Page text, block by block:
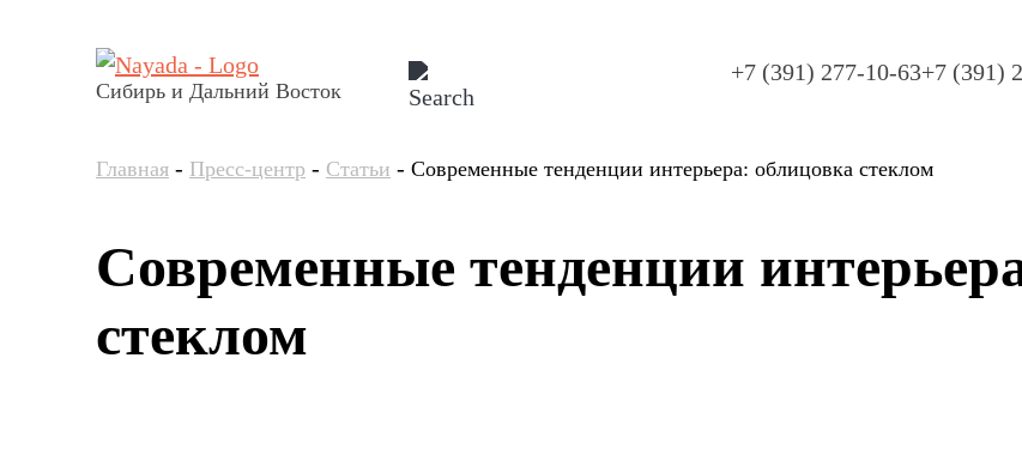
Сибирь и Дальний Восток
+7 (391) 277-10-63+7 (391)
Главная - Пресс-центр - Статьи - Современные тенденции интерьера: облицовка стеклом
Современные тенденции
стеклом